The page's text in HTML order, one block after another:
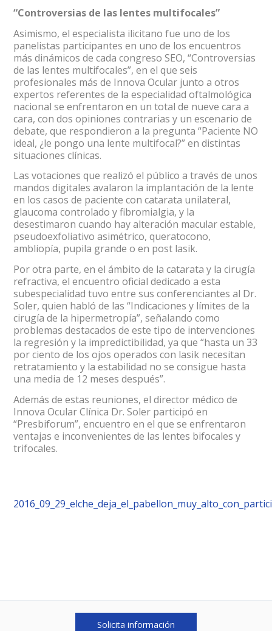
“Controversias de las lentes multifocales”
Asimismo, el especialista ilicitano fue uno de los
panelistas participantes en uno de los encuentros
más dinámicos de cada congreso SEO, “Controversias
de las lentes multifocales”, en el que seis
profesionales más de Innova Ocular junto a otros
expertos referentes de la especialidad oftalmológica
nacional se enfrentaron en un total de nueve cara a
cara, con dos opiniones contrarias y un escenario de
debate, que respondieron a la pregunta “Paciente NO
ideal, ¿le pongo una lente multifocal?” en distintas
situaciones clínicas.
Las votaciones que realizó el público a través de unos
mandos digitales avalaron la implantación de la lente
en los casos de paciente con catarata unilateral,
glaucoma controlado y fibromialgia, y la
desestimaron cuando hay alteración macular estable,
pseudoexfoliativo asimétrico, queratocono,
ambliopía, pupila grande o en post lasik.
Por otra parte, en el ámbito de la catarata y la cirugía
refractiva, el encuentro oficial dedicado a esta
subespecialidad tuvo entre sus conferenciantes al Dr.
Soler, quien habló de las “Indicaciones y límites de la
cirugía de la hipermetropía”, señalando como
problemas destacados de este tipo de intervenciones
la regresión y la impredictibilidad, ya que “hasta un 33
por ciento de los ojos operados con lasik necesitan
retratamiento y la estabilidad no se consigue hasta
una media de 12 meses después”.
Además de estas reuniones, el director médico de
Innova Ocular Clínica Dr. Soler participó en
“Presbiforum”, encuentro en el que se enfrentaron
ventajas e inconvenientes de las lentes bifocales y
trifocales.
Solicita información